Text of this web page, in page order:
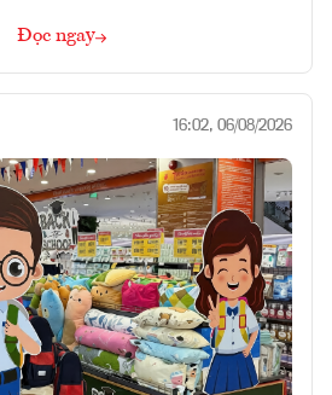
Đọc ngay
16:02, 06/08/2026